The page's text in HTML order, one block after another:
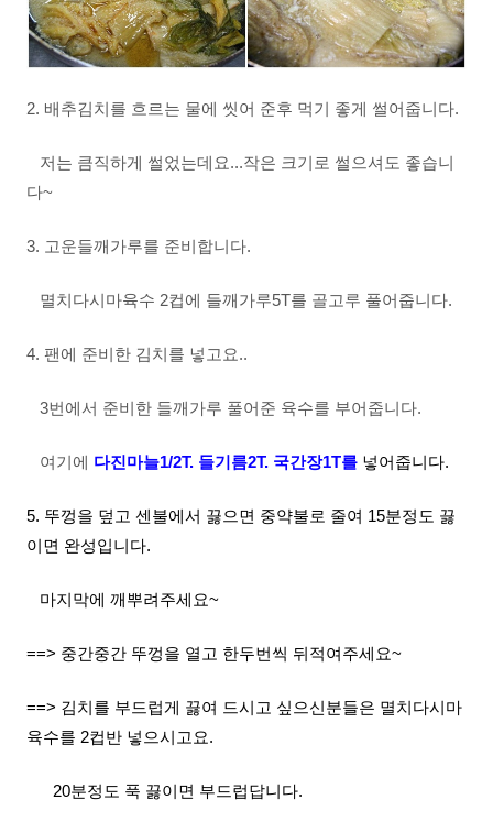
2. 배추김치를 흐르는 물에 씻어 준후 먹기 좋게 썰어줍니다.
저는 큼직하게 썰었는데요...작은 크기로 썰으셔도 좋습니
다~
3. 고운들깨가루를 준비합니다.
멸치다시마육수 2컵에 들깨가루5T를 골고루 풀어줍니다.
4. 팬에 준비한 김치를 넣고요..
3번에서 준비한 들깨가루 풀어준 육수를 부어줍니다.
여기에 다진마늘1/2T. 들기름2T. 국간장1T를 넣어줍니다.
5. 뚜껑을 덮고 센불에서 끓으면 중약불로 줄여 15분정도 끓
이면 완성입니다.
마지막에 깨뿌려주세요~
==> 중간중간 뚜껑을 열고 한두번씩 뒤적여주세요~
==> 김치를 부드럽게 끓여 드시고 싶으신분들은 멸치다시마
육수를 2컵반 넣으시고요.
20분정도 푹 끓이면 부드럽답니다.